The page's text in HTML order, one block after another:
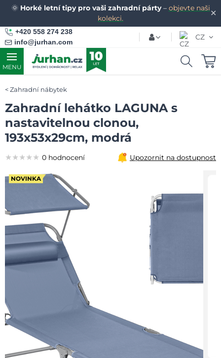
✕
🌞 Horké letní tipy pro vaši zahradní párty– objevte naši
kolekci.
+420 558 274 238
info@jurhan.com
CZ
MENU
Zahradní nábytek
Zahradní lehátko LAGUNA s
nastavitelnou clonou,
193x53x29cm, modrá
NOVINKA
★★★★★
★★★★★
★★★★★ 0 hodnocení Upozornit na dostupnost